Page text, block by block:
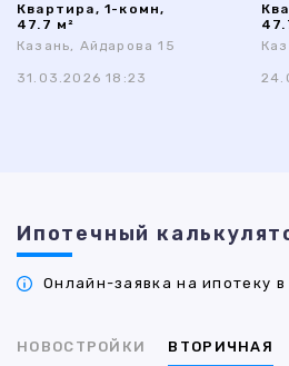
Квартира, 1-комн,
47.7 м²
Казань, Айдарова 15
31.03.2026 18:23
Ипотечный
Онлайн-заявка на ипотеку в
НОВОСТРОЙКИ ВТОРИЧНАЯ